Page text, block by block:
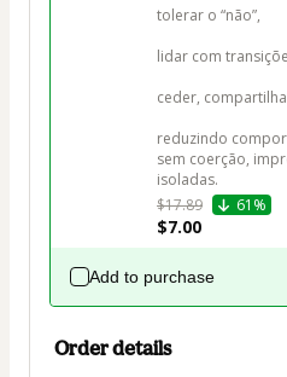
tolerar o “não”,
lidar com
ceder,
reduzindo
sem coerção,
isoladas.
$17.89
61%
$7.00
Add to purchase
Order details